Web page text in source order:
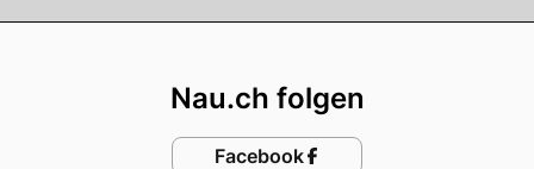
Nau.ch folgen
Facebook